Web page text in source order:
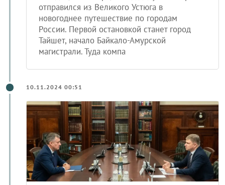
отправился из Великого Устюга в
новогоднее путешествие по городам
России. Первой остановкой станет город
Тайшет, начало Байкало-Амурской
магистрали. Туда компа
10.11.2024 00:51